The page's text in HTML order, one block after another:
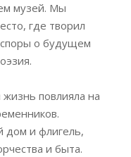
музей. Мы
где творил
споры о будущем
жизнь повлияла на
дом и флигель,
и быта.